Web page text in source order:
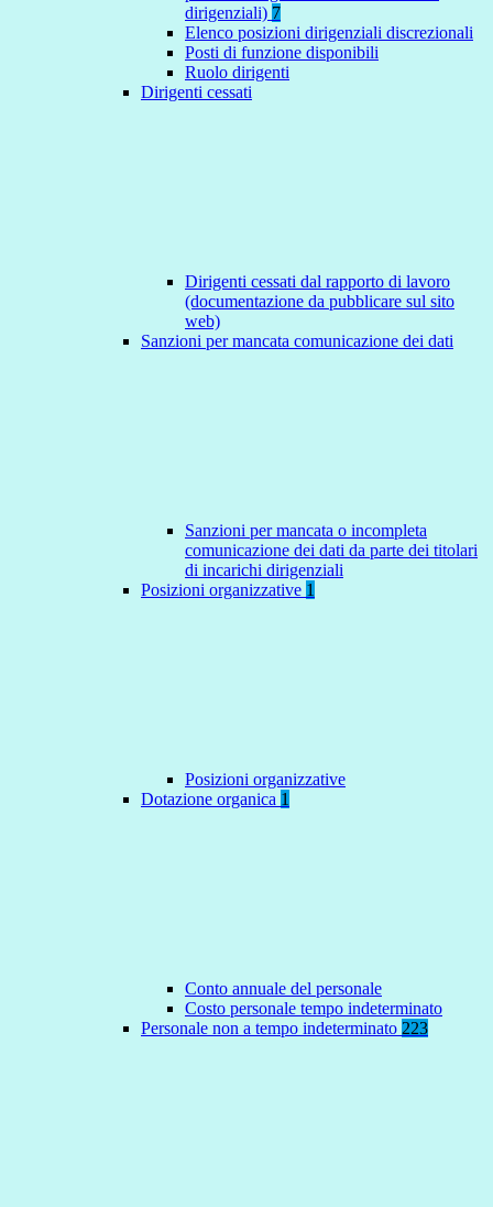
dirigenziali) 7
Elenco posizioni dirigenziali discrezionali
Posti di funzione disponibili
Ruolo dirigenti
Dirigenti cessati
Dirigenti cessati dal rapporto di lavoro
(documentazione da pubblicare sul sito
web)
Sanzioni per mancata comunicazione dei dati
Sanzioni per mancata o incompleta
comunicazione dei dati da parte dei titolari
di incarichi dirigenziali
Posizioni organizzative 1
Posizioni organizzative
Dotazione organica 1
Conto annuale del personale
Costo personale tempo indeterminato
Personale non a tempo indeterminato 223